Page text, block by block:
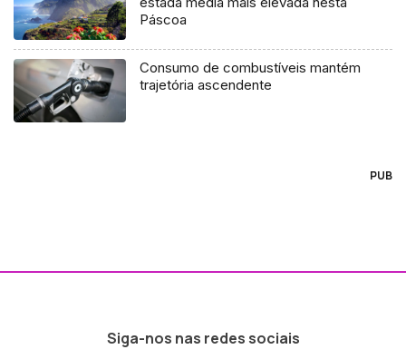
Páscoa
Consumo de combustíveis mantém
trajetória ascendente
PUB
Siga-nos nas redes sociais